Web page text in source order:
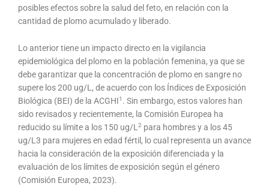
posibles efectos sobre la salud del feto, en relación con la
cantidad de plomo acumulado y liberado.
Lo anterior tiene un impacto directo en la vigilancia
epidemiológica del plomo en la población femenina, ya que se
debe garantizar que la concentración de plomo en sangre no
supere los 200 ug/L, de acuerdo con los Índices de Exposición
Biológica (BEI) de la ACGHI1 . Sin embargo, estos valores han
sido revisados y recientemente, la Comisión Europea ha
reducido su límite a los 150 ug/L2 para hombres y a los 45
ug/L3 para mujeres en edad fértil, lo cual representa un avance
hacia la consideración de la exposición diferenciada y la
evaluación de los límites de exposición según el género
(Comisión Europea, 2023).